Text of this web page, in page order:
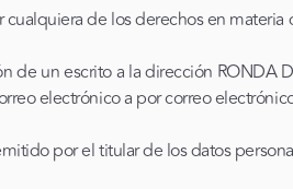
cualquiera de los derechos en
de un escrito a la dirección RONDA
electrónico a por correo
por el titular de los datos